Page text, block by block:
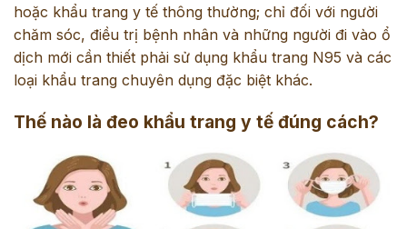
hoặc khẩu trang y tế thông thường; chỉ đối với người
chăm sóc, điều trị bệnh nhân và những người đi vào ổ
dịch mới cần thiết phải sử dụng khẩu trang N95 và các
loại khẩu trang chuyên dụng đặc biệt khác.
Thế nào là đeo khẩu trang y tế đúng cách?